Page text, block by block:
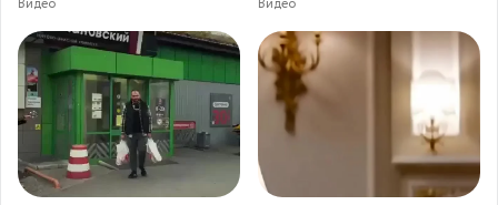
Видео Видео